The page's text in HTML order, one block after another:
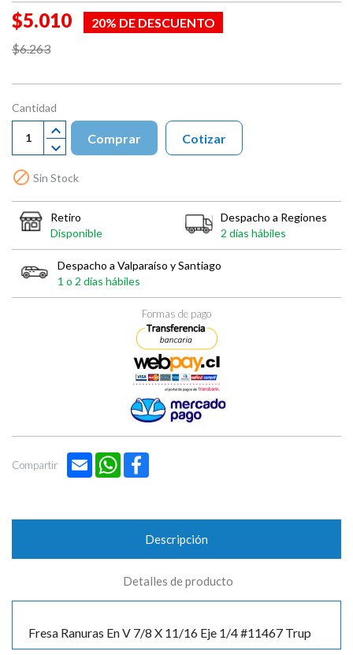
$5.010
20% DE DESCUENTO
$6.263
Cantidad
Comprar
 Sin Stock
Cotizar
Retiro
Disponible
Despacho a Regiones
2 días hábiles
Despacho a Valparaíso y Santiago
1 o 2 días hábiles
Formas de pago
Compartir Email WhatsApp
Descripción
Detalles de producto
Fresa Ranuras En V 7/8 X 11/16 Eje 1/4 #11467 Trup